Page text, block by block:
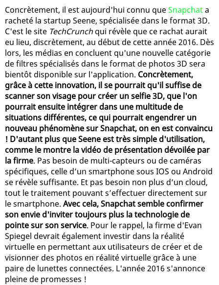
Concrètement, il est aujourd'hui connu queSnapchata
racheté la startup Seene, spécialisée dans le format 3D.
C'est le site TechCrunchqui révèle que ce rachat aurait
eu lieu, discrètement, au début de cette année 2016. Dès
lors, les médias en concluent qu'une nouvelle catégorie
de filtres spécialisés dans le format de photos 3D sera
bientôt disponible sur l'application. Concrètement,
grâce à cette innovation, il se pourrait qu'il suffise de
scanner son visage pour créer un selfie 3D, que l'on
pourrait ensuite intégrer dans une multitude de
situations différentes, ce qui pourrait engendrer un
nouveau phénomène sur Snapchat, on en est convaincu
! D'autant plus que Seene est très simple d'utilisation,
comme le montre la vidéo de présentation dévoilée par
la firme. Pas besoin de multi-capteurs ou de caméras
spécifiques, celle d’un smartphone sous IOS ou Android
se révèle suffisante. Et pas besoin non plus d’un cloud,
tout le traitement pouvant s’effectuer directement sur
le smartphone. Avec cela, Snapchat semble confirmer
son envie d'inviter toujours plus la technologie de
pointe sur son service. Pour le rappel, la firme d'Evan
Spiegel devrait également investir dans la réalité
virtuelle en permettant aux utilisateurs de créer et de
visionner des photos en réalité virtuelle grâce à une
paire de lunettes connectées. L'année 2016 s'annonce
pleine de promesses !